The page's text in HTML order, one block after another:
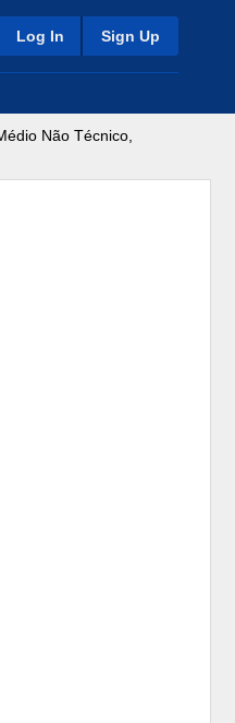
Log In Sign Up
Não Técnico,